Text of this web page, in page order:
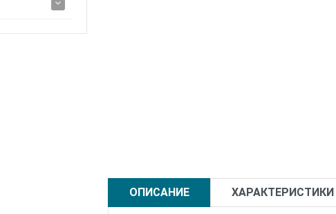
ОПИСАНИЕ ХАРАКТЕРИСТИКИ